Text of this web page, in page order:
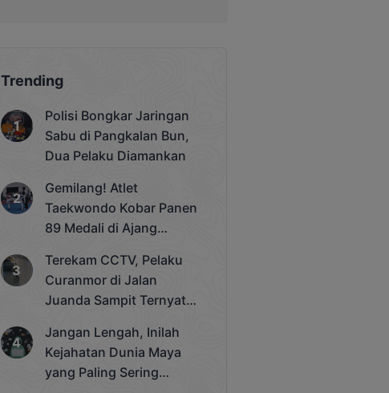
Trending
Polisi Bongkar Jaringan
Sabu di Pangkalan Bun,
Dua Pelaku Diamankan
Gemilang! Atlet
Taekwondo Kobar Panen
89 Medali di Ajang
Cup 2025
Terekam CCTV, Pelaku
Curanmor di Jalan
Juanda Sampit Ternyata
Jangan Lengah, Inilah
Kejahatan Dunia Maya
yang Paling Sering